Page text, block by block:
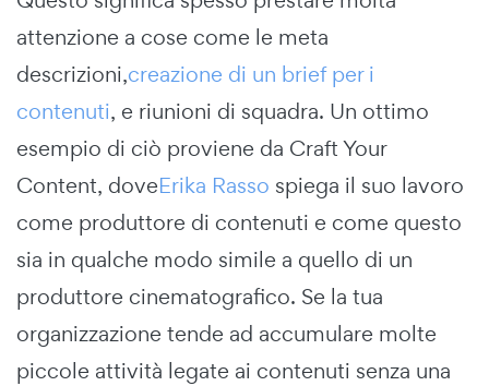
attenzione a cose come le meta
descrizioni,creazione di un brief per i
contenuti, e riunioni di squadra. Un ottimo
esempio di ciò proviene da Craft Your
Content, doveErika Rasso spiega il suo lavoro
come produttore di contenuti e come questo
sia in qualche modo simile a quello di un
produttore cinematografico. Se la tua
organizzazione tende ad accumulare molte
piccole attività legate ai contenuti senza una